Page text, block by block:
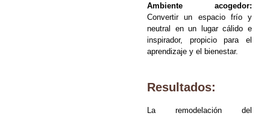
Ambiente acogedor:
Convertir un espacio frío y
neutral en un lugar cálido e
inspirador, propicio para el
aprendizaje y el bienestar.
Resultados:
La remodelación del